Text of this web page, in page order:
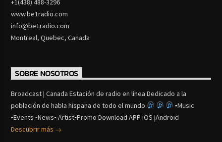
+1(438) 488-3296
www.be1radio.com
info@be1radio.com
Montreal, Quebec, Canada
SOBRE NOSOTROS
Broadcast | Canada Estación de radio en línea Dedicado a la
población de habla hispana de todo el mundo
▪Music
▪Events ▪News▪ Artist▪Promo Download APP iOS |Android
Descubrir más